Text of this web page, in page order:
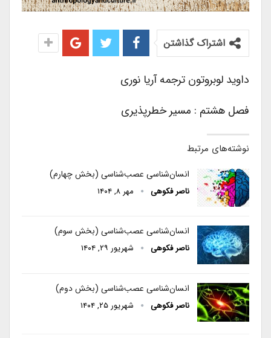
اشتراک گذاشتن
داوید لوبروتون ترجمه آریا نوری
فصل هشتم : مسیر خطرپذیری
نوشته‌های مرتبط
انسان‌شناسی عصب‌شناسی (بخش چهارم)
ناصر فکوهی مهر ۸, ۱۴۰۴
انسان‌شناسی عصب‌شناسی (بخش سوم)
ناصر فکوهی شهریور ۲۹, ۱۴۰۴
انسان‌شناسی عصب‌شناسی (بخش دوم)
ناصر فکوهی شهریور ۲۵, ۱۴۰۴